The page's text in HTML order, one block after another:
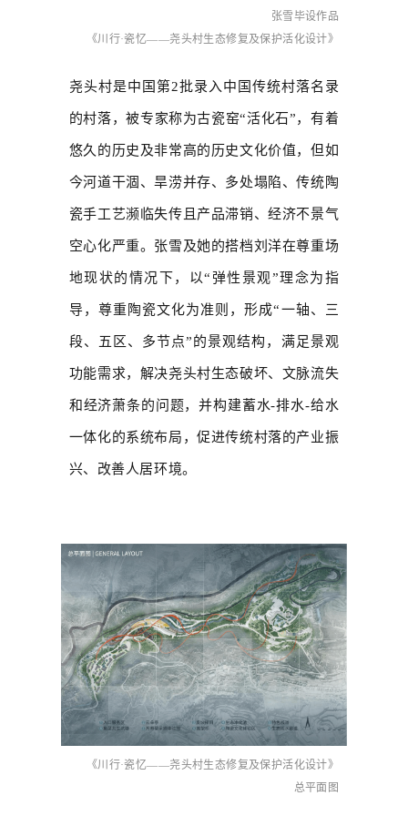
张雪毕设作品
《川行·瓷忆——尧头村生态修复及保护活化设计》
尧头村是中国第2批录入中国传统村落名录
的村落，被专家称为古瓷窑“活化石”，有着
悠久的历史及非常高的历史文化价值，但如
今河道干涸、旱涝并存、多处塌陷、传统陶
瓷手工艺濒临失传且产品滞销、经济不景气
空心化严重。张雪及她的搭档刘洋在尊重场
地现状的情况下，以“弹性景观”理念为指
导，尊重陶瓷文化为准则，形成“一轴、三
段、五区、多节点”的景观结构，满足景观
功能需求，解决尧头村生态破坏、文脉流失
和经济萧条的问题，并构建蓄水-排水-给水
一体化的系统布局，促进传统村落的产业振
兴、改善人居环境。
《川行·瓷忆——尧头村生态修复及保护活化设计》
总平面图